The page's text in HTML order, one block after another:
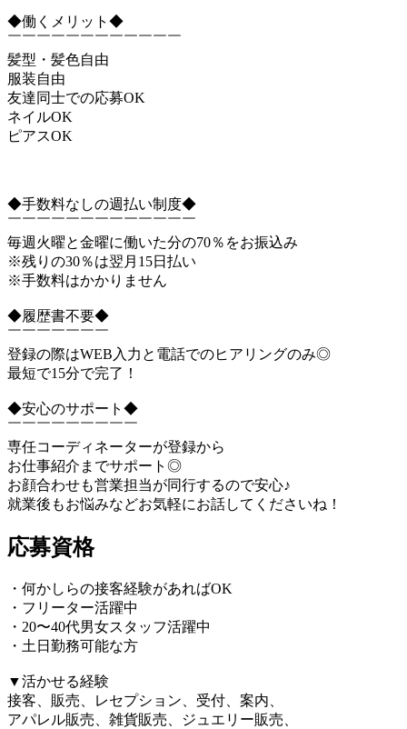
◆働くメリット◆
￣￣￣￣￣￣￣￣￣￣￣￣
髪型・髪色自由
服装自由
友達同士での応募OK
ネイルOK
ピアスOK
◆手数料なしの週払い制度◆
￣￣￣￣￣￣￣￣￣￣￣￣￣
毎週火曜と金曜に働いた分の70％をお振込み
※残りの30％は翌月15日払い
※手数料はかかりません
◆履歴書不要◆
￣￣￣￣￣￣￣
登録の際はWEB入力と電話でのヒアリングのみ◎
最短で15分で完了！
◆安心のサポート◆
￣￣￣￣￣￣￣￣￣
専任コーディネーターが登録から
お仕事紹介までサポート◎
お顔合わせも営業担当が同行するので安心♪
就業後もお悩みなどお気軽にお話してくださいね！
応募資格
・何かしらの接客経験があればOK
・フリーター活躍中
・20〜40代男女スタッフ活躍中
・土日勤務可能な方
▼活かせる経験
接客、販売、レセプション、受付、案内、
アパレル販売、雑貨販売、ジュエリー販売、